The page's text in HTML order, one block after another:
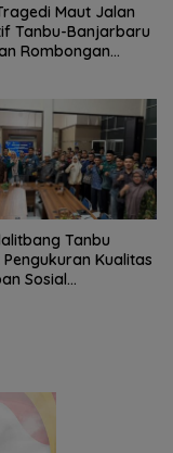
Maut Jalan
Tanbu-Banjarbaru
Rombongan
Tanbu
Kualitas
Sosial